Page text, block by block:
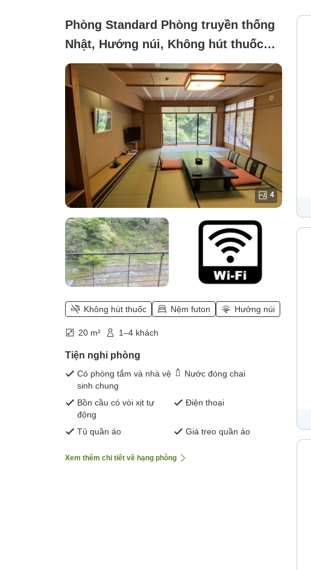
Phòng Standard Phòng truyền thống
Nhật, Hướng núi, Không hút thuốc
(Phòng kiểu Nhật Bản với futon)
4
Không hút thuốc Nệm futon Hướng núi
20 m² 1–4 khách
Tiện nghi phòng
Có phòng tắm và nhà vệ
sinh chung
Nước đóng chai
Bồn cầu có vòi xịt tự
động
Điện thoại
Tủ quần áo Giá treo quần áo
Xem thêm chi tiết về hạng phòng